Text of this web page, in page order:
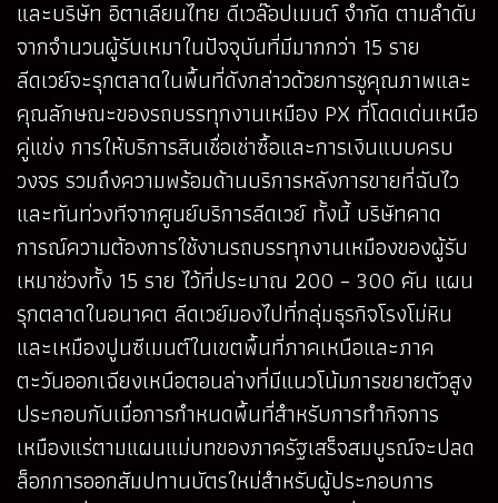
และบริษัท อิตาเลียนไทย ดีเวล๊อปเมนต์ จำกัด ตามลำดับ
จากจำนวนผู้รับเหมาในปัจจุบันที่มีมากกว่า 15 ราย
ลีดเวย์จะรุกตลาดในพื้นที่ดังกล่าวด้วยการชูคุณภาพและ
คุณลักษณะของรถบรรทุกงานเหมือง PX ที่โดดเด่นเหนือ
คู่แข่ง การให้บริการสินเชื่อเช่าซื้อและการเงินแบบครบ
วงจร รวมถึงความพร้อมด้านบริการหลังการขายที่ฉับไว
และทันท่วงทีจากศูนย์บริการลีดเวย์ ทั้งนี้ บริษัทคาด
การณ์ความต้องการใช้งานรถบรรทุกงานเหมืองของผู้รับ
เหมาช่วงทั้ง 15 ราย ไว้ที่ประมาณ 200 – 300 คัน แผน
รุกตลาดในอนาคต ลีดเวย์มองไปที่กลุ่มธุรกิจโรงโม่หิน
และเหมืองปูนซีเมนต์ในเขตพื้นที่ภาคเหนือและภาค
ตะวันออกเฉียงเหนือตอนล่างที่มีแนวโน้มการขยายตัวสูง
ประกอบกับเมื่อการกำหนดพื้นที่สำหรับการทำกิจการ
เหมืองแร่ตามแผนแม่บทของภาครัฐเสร็จสมบูรณ์จะปลด
ล็อกการออกสัมปทานบัตรใหม่สำหรับผู้ประกอบการ